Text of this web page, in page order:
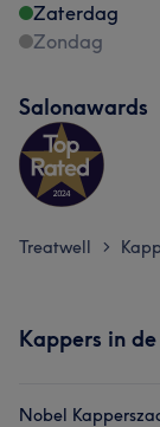
Zaterdag
Zondag
Salonawards
Treatwell >
Kappers in
Nobel